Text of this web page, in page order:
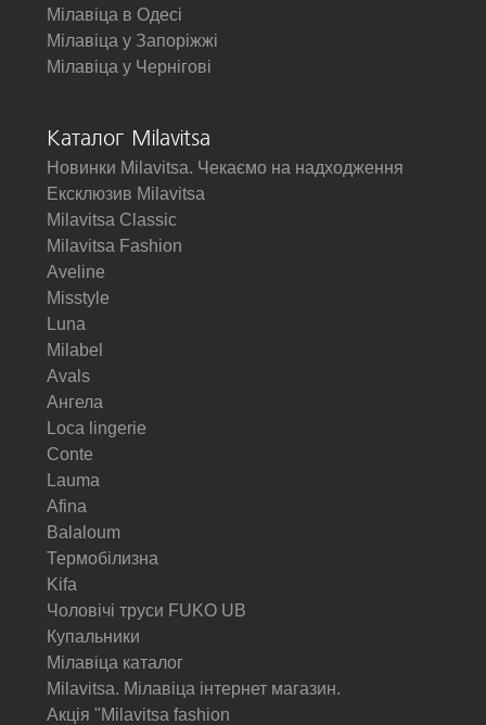
Мілавіца в Одесі
Мілавіца у Запоріжжі
Мілавіца у Чернігові
Каталог Milavitsa
Новинки Milavitsa. Чекаємо на надходження
Ексклюзив Milavitsa
Milavitsa Classic
Milavitsa Fashion
Aveline
Misstyle
Luna
Milabel
Avals
Ангела
Loca lingerie
Conte
Lauma
Afina
Balaloum
Термобілизна
Kifa
Чоловічі труси FUKO UB
Купальники
Мілавіца каталог
Milavitsa. Мілавіца інтернет магазин.
Акція "Milavitsa fashion